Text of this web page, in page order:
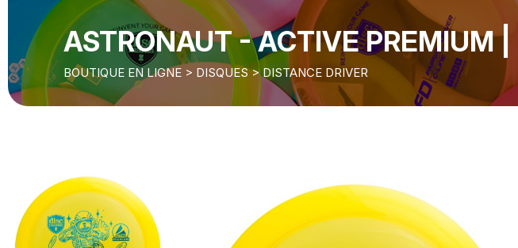
ASTRONAUT - ACTIVE PREMIUM
BOUTIQUE EN LIGNE > DISQUES>DISTANCE DRIVER